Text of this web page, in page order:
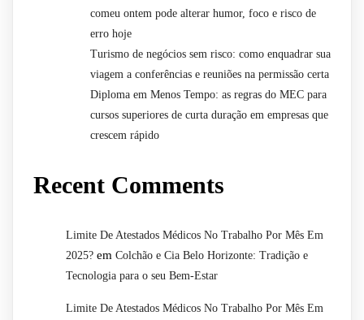
comeu ontem pode alterar humor, foco e risco de
erro hoje
Turismo de negócios sem risco: como enquadrar sua
viagem a conferências e reuniões na permissão certa
Diploma em Menos Tempo: as regras do MEC para
cursos superiores de curta duração em empresas que
crescem rápido
Recent Comments
Limite De Atestados Médicos No Trabalho Por Mês Em
2025? em Colchão e Cia Belo Horizonte: Tradição e
Tecnologia para o seu Bem-Estar
Limite De Atestados Médicos No Trabalho Por Mês Em